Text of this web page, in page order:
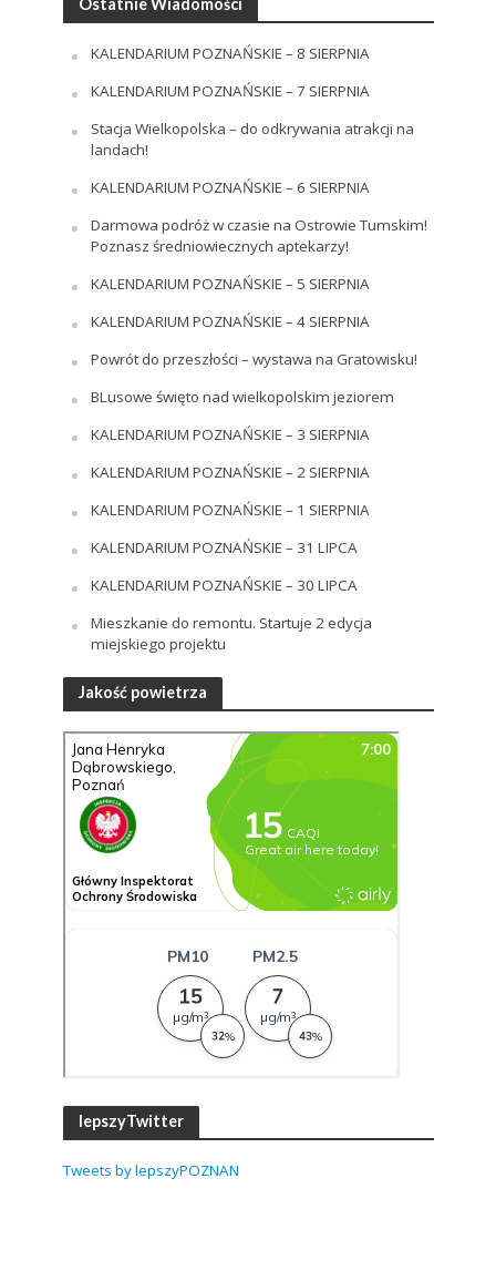
KALENDARIUM POZNAŃSKIE – 8 SIERPNIA
KALENDARIUM POZNAŃSKIE – 7 SIERPNIA
Stacja Wielkopolska – do odkrywania atrakcji na
landach!
KALENDARIUM POZNAŃSKIE – 6 SIERPNIA
Darmowa podróż w czasie na Ostrowie Tumskim!
Poznasz średniowiecznych aptekarzy!
KALENDARIUM POZNAŃSKIE – 5 SIERPNIA
KALENDARIUM POZNAŃSKIE – 4 SIERPNIA
Powrót do przeszłości – wystawa na Gratowisku!
BLusowe święto nad wielkopolskim jeziorem
KALENDARIUM POZNAŃSKIE – 3 SIERPNIA
KALENDARIUM POZNAŃSKIE – 2 SIERPNIA
KALENDARIUM POZNAŃSKIE – 1 SIERPNIA
KALENDARIUM POZNAŃSKIE – 31 LIPCA
KALENDARIUM POZNAŃSKIE – 30 LIPCA
Mieszkanie do remontu. Startuje 2 edycja
miejskiego projektu
Jakość powietrza
lepszyTwitter
Tweets by lepszyPOZNAN